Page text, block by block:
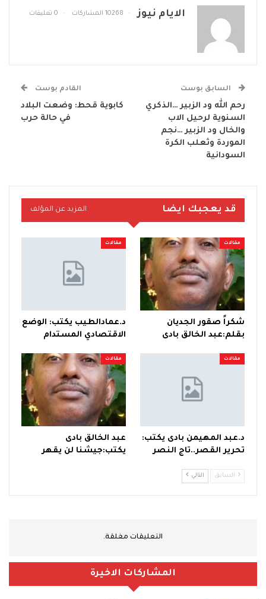
الايام نيوز 10268 المشاركات 0 تعليقات
السابق بوست
رحم الله ود الزبير …الذكري
السنوية لرحيل الاب
والخال ود الزبير …نجم
الموردة وثعلب الكرة
السودانية
القادم بوست
كابوية قحط: وضعت البلاد
في حالة حرب
قد يعجبك ايضا المزيد عن المؤلف
مقالات
شكراً صقور الجديان
بقلم:عبد الخالق بادى
مقالات
د.عمادالطيب يكتب: الوضع
الاقتصادي المستدام
مقالات
د.عبد المهيمن بادى يكتب:
تحرير القصر..تاج النصر
مقالات
عبد الخالق بادى
يكتب:جيشنا لن يقهر
السابق التالي
التعليقات مغلقة.
المشاركات الاخيرة